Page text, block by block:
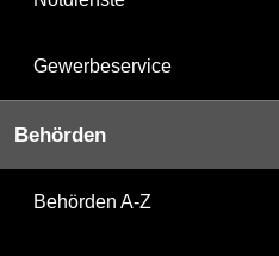
Gewerbeservice
Behörden
Behörden A-Z